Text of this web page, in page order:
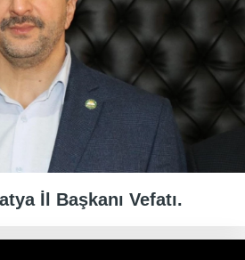
İl Başkanı Vefatı.